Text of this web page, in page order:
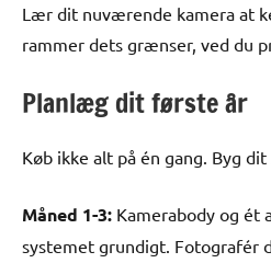
Lær dit nuværende kamera at
rammer dets grænser, ved du
Planlæg dit første år
Køb ikke alt på én gang. Byg
Måned 1-3: Kamerabody og ét
systemet grundigt. Fotografér